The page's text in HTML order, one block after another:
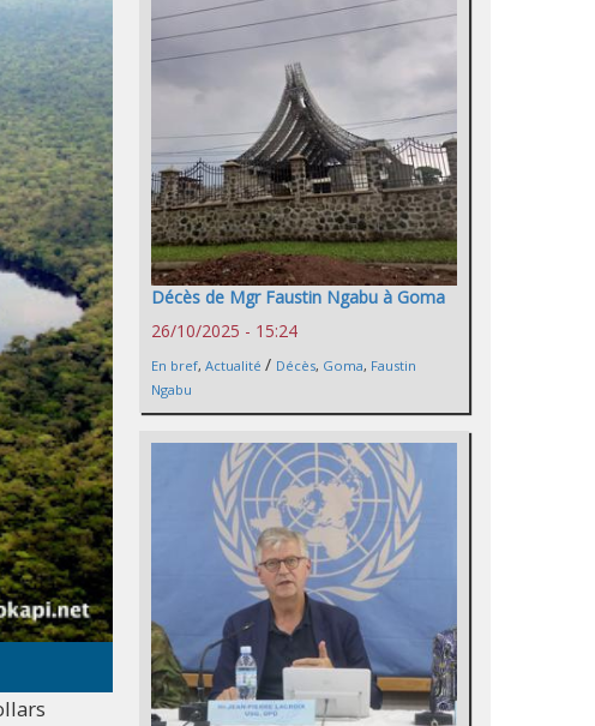
Décès de Mgr Faustin Ngabu à Goma
26/10/2025 - 15:24
En bref, Actualité / Décès, Goma, Faustin
Ngabu